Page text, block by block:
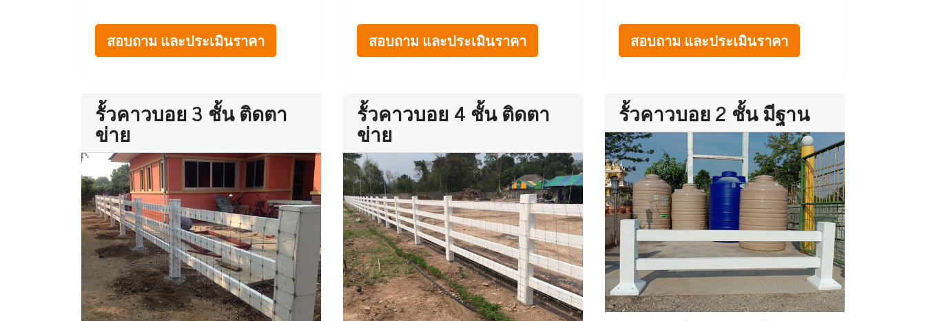
สอบถาม และประเมินราคา สอบถาม และประเมินราคา สอบถาม และประเมินราคา
รั้วคาวบอย 3 ชั้น ติดตา
ข่าย
รั้วคาวบอย 4 ชั้น ติดตา
ข่าย
รั้วคาวบอย 2 ชั้น มีฐาน